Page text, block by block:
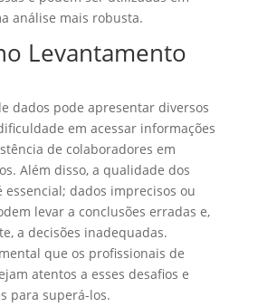
análise mais robusta.
Levantamento
dados pode apresentar diversos
em acessar informações
de colaboradores em
Além disso, a qualidade dos
essencial; dados imprecisos ou
levar a conclusões erradas e,
a decisões inadequadas.
que os profissionais de
atentos a esses desafios e
para superá-los.